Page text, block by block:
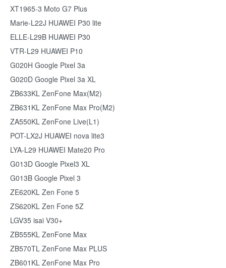
XT1965-3 Moto G7 Plus
Marie-L22J HUAWEI P30 lite
ELLE-L29B HUAWEI P30
VTR-L29 HUAWEI P10
G020H Google Pixel 3a
G020D Google Pixel 3a XL
ZB633KL ZenFone Max(M2)
ZB631KL ZenFone Max Pro(M2)
ZA550KL ZenFone Live(L1)
POT-LX2J HUAWEI nova lite3
LYA-L29 HUAWEI Mate20 Pro
G013D Google Pixel3 XL
G013B Google Pixel 3
ZE620KL Zen Fone 5
ZS620KL Zen Fone 5Z
LGV35 isai V30+
ZB555KL ZenFone Max
ZB570TL ZenFone Max PLUS
ZB601KL ZenFone Max Pro